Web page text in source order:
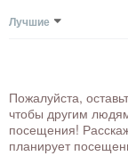
Лучшие
Пожалуйста,
чтобы другим
посещения!
планирует